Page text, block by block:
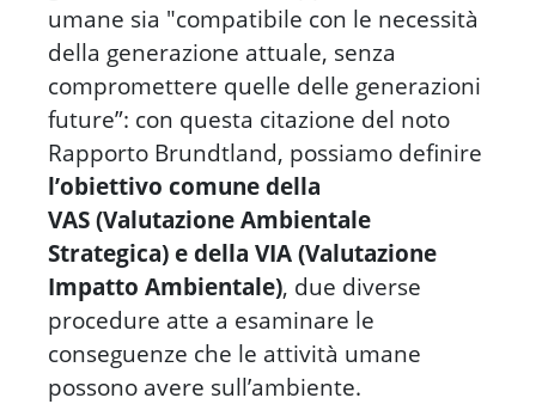
umane sia "compatibile con le necessità
della generazione attuale, senza
compromettere quelle delle generazioni
future”: con questa citazione del noto
Rapporto Brundtland, possiamo definire
l’obiettivo comune della
VAS (Valutazione Ambientale
Strategica) e della VIA (Valutazione
Impatto Ambientale), due diverse
procedure atte a esaminare le
conseguenze che le attività umane
possono avere sull’ambiente.